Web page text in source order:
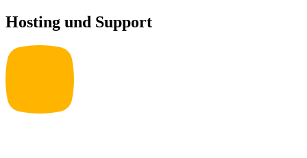
Hosting und Support